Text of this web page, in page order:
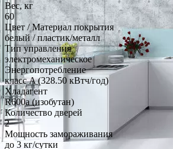
Вес, кг
60
Цвет / Материал покрытия
белый / пластик/металл
Тип управления
электромеханическое
Энергопотребление
класс A (328.50 кВтч/год)
Хладагент
R600a (изобутан)
Количество дверей
2
Мощность замораживания
до 3 кг/cутки